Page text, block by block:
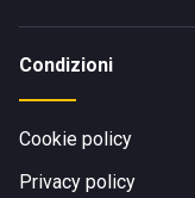
Condizioni
Cookie policy
Privacy policy